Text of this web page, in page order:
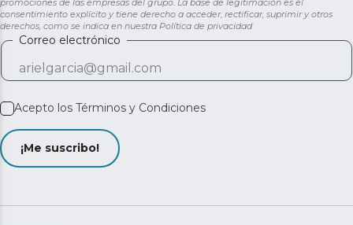
promociones de las empresas del grupo. La base de legitimación es el
consentimiento explícito y tiene derecho a acceder, rectificar, suprimir y otros
derechos, como se indica en nuestra Política de privacidad
Correo electrónico
Acepto los Términos y Condiciones
¡Me suscribo!